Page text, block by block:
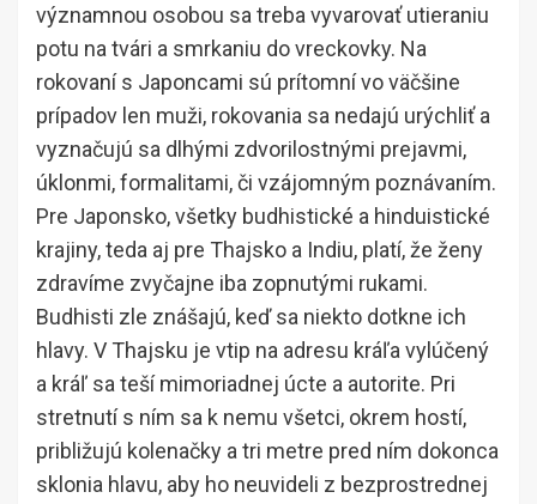
významnou osobou sa treba vyvarovať utieraniu
potu na tvári a smrkaniu do vreckovky. Na
rokovaní s Japoncami sú prítomní vo väčšine
prípadov len muži, rokovania sa nedajú urýchliť a
vyznačujú sa dlhými zdvorilostnými prejavmi,
úklonmi, formalitami, či vzájomným poznávaním.
Pre Japonsko, všetky budhistické a hinduistické
krajiny, teda aj pre Thajsko a Indiu, platí, že ženy
zdravíme zvyčajne iba zopnutými rukami.
Budhisti zle znášajú, keď sa niekto dotkne ich
hlavy. V Thajsku je vtip na adresu kráľa vylúčený
a kráľ sa teší mimoriadnej úcte a autorite. Pri
stretnutí s ním sa k nemu všetci, okrem hostí,
približujú kolenačky a tri metre pred ním dokonca
sklonia hlavu, aby ho neuvideli z bezprostrednej